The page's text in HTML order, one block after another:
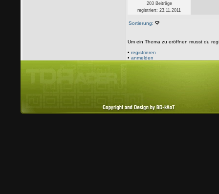
203 Beiträge
registriert: 23.11.2011
Sortierung:
Um ein Thema zu eröffnen musst du
• registrieren
• anmelden